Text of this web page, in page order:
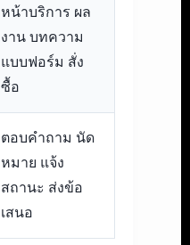
หน้าบริการ ผล
งาน บทความ
แบบฟอร์ม สั่ง
ซื้อ
ตอบคำถาม นัด
หมาย แจ้ง
สถานะ ส่งข้อ
เสนอ